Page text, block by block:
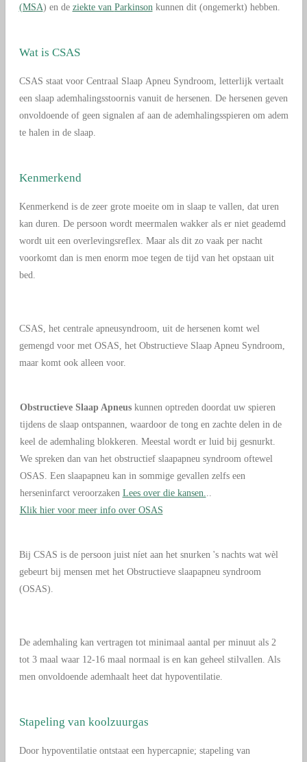
(MSA) en de ziekte van Parkinsonkunnen dit (ongemerkt) hebben.
Wat is CSAS
CSAS staat voor Centraal Slaap Apneu Syndroom, letterlijk vertaalt
een slaap ademhalingsstoornis vanuit de hersenen. De hersenen geven
onvoldoende of geen signalen af aan de ademhalingsspieren om adem
te halen in de slaap.
Kenmerkend
Kenmerkend is de zeer grote moeite om in slaap te vallen, dat uren
kan duren. De persoon wordt meermalen wakker als er niet geademd
wordt uit een overlevingsreflex. Maar als dit zo vaak per nacht
voorkomt dan is men enorm moe tegen de tijd van het opstaan uit
bed.
CSAS, het centrale apneusyndroom, uit de hersenen komt wel
gemengd voor met OSAS, het Obstructieve Slaap Apneu Syndroom,
maar komt ook alleen voor.
Obstructieve Slaap Apneuskunnen optreden doordat uw spieren
tijdens de slaap ontspannen, waardoor de tong en zachte delen in de
keel de ademhaling blokkeren. Meestal wordt er luid bij gesnurkt.
We spreken dan van het obstructief slaapapneu syndroom oftewel
OSAS. Een slaapapneu kan in sommige gevallen zelfs een
herseninfarct veroorzaken Lees over die kansen...
Klik hier voor meerinfo over OSAS
Bij CSAS is de persoon juist níet aan het snurken 's nachts wat wèl
gebeurt bij mensen met het Obstructieve slaapapneu syndroom
(OSAS).
De ademhaling kan vertragen tot minimaal aantal per minuut als 2
tot 3 maal waar 12-16 maal normaal is en kan geheel stilvallen. Als
men onvoldoende ademhaalt heet dat hypoventilatie.
Stapeling van koolzuurgas
Door hypoventilatie ontstaat een hypercapnie; stapeling van